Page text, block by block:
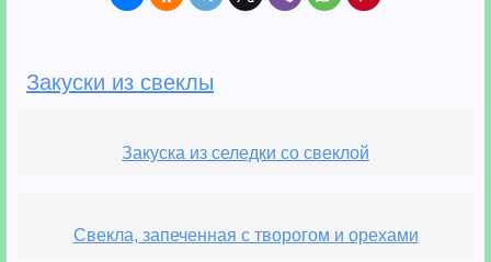
Закуски из свеклы
Закуска из селедки со свеклой
Свекла, запеченная с творогом и орехами